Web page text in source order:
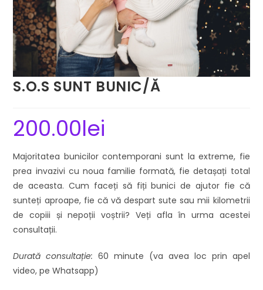
S.O.S SUNT BUNIC/Ă
200.00lei
Majoritatea bunicilor contemporani sunt la extreme, fie
prea invazivi cu noua familie formată, fie detașați total
de aceasta. Cum faceți să fiți bunici de ajutor fie că
sunteți aproape, fie că vă despart sute sau mii kilometrii
de copiii și nepoții voștrii? Veți afla în urma acestei
consultații.
Durată consultație: 60 minute (va avea loc prin apel
video, pe Whatsapp)